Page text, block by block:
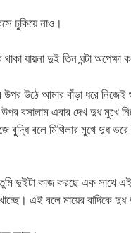
ঢুকিয়ে নাও।
যায়না দুই তিন ঘন্টা অপেক্ষা
উপর উঠে আমার বাঁড়া ধরে
বসালাম এবার দেখ দুধ মুখে
বুদ্ধি বলে মিথিলার মুখে দুধ
দুইটা কাজ করছে এক সাথে এই
এই বলে মায়ের বাদিকে